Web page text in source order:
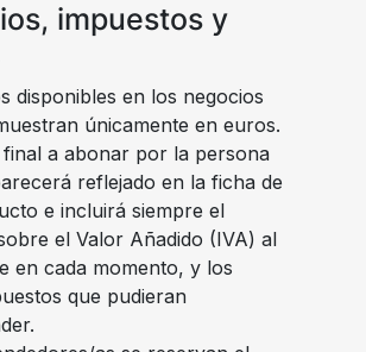
impuestos y
disponibles en los negocios
únicamente en euros.
final a abonar por la persona
reflejado en la ficha de
e incluirá siempre el
el Valor Añadido (IVA) al
en cada momento, y los
que pudieran